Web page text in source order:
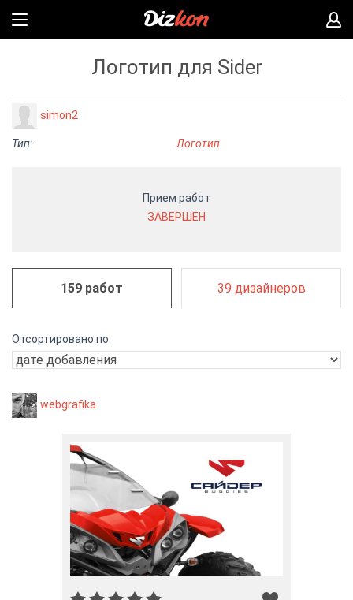
Логотип для Sider
simon2
Тип: Логотип
Прием работ
ЗАВЕРШЕН
159 работ 39 дизайнеров
Отсортировано по
webgrafika